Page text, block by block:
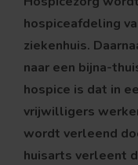
hospiceafdeling
ziekenhuis.
naar een bijna-
hospice is dat in
vrijwilligers
wordt verleend
huisarts verleent